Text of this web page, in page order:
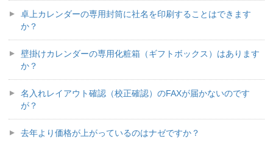
卓上カレンダーの専用封筒に社名を印刷することはできます
か？
壁掛けカレンダーの専用化粧箱（ギフトボックス）はあります
か？
名入れレイアウト確認（校正確認）のFAXが届かないのです
が？
去年より価格が上がっているのはナゼですか？